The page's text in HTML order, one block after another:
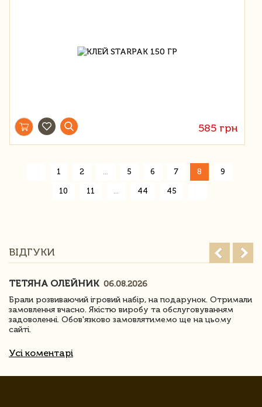
585 грн
1 2 5 6 7 8 9
10 11 44 45
ВІДГУКИ
ТЕТЯНА ОЛЕЙНИК 06.08.2026
Брали розвиваючий ігровий набір, на подарунок. Отримали
замовлення вчасно. Якістю виробу та обслуговуванням
задоволенні. Обов'язково замовлятимемо ще на цьому
сайті.
Усі коментарі